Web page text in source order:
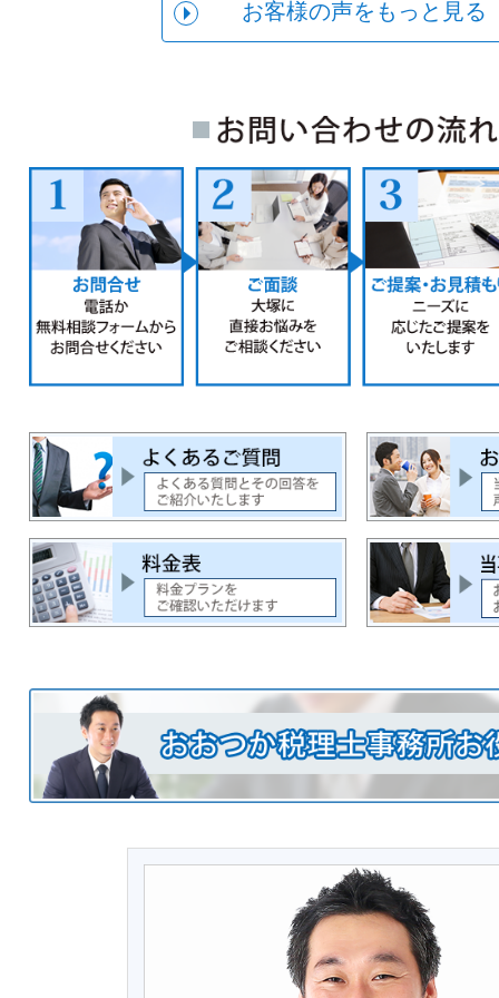
お客様の声をもっと見る